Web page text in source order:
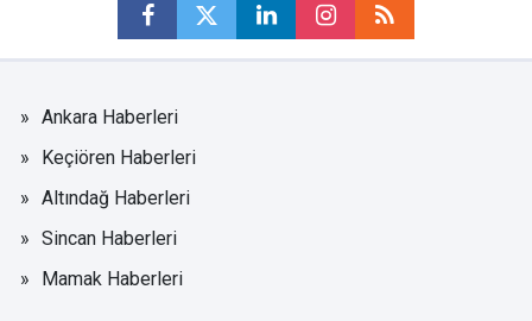
Ankara Haberleri
Keçiören Haberleri
Altındağ Haberleri
Sincan Haberleri
Mamak Haberleri